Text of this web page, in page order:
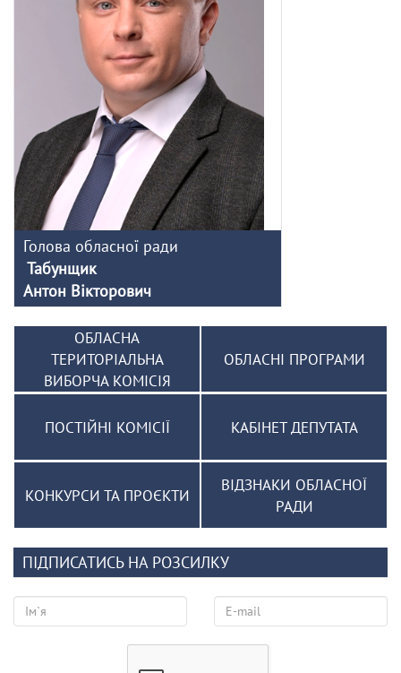
Голова обласної ради
Табунщик
Антон Вікторович
ОБЛАСНА
ТЕРИТОРІАЛЬНА
ВИБОРЧА КОМІСІЯ
ОБЛАСНІ ПРОГРАМИ
ПОСТІЙНІ КОМІСІЇ КАБІНЕТ ДЕПУТАТА
КОНКУРСИ ТА ПРОЄКТИ
ВІДЗНАКИ ОБЛАСНОЇ
РАДИ
ПІДПИСАТИСЬ НА РОЗСИЛКУ